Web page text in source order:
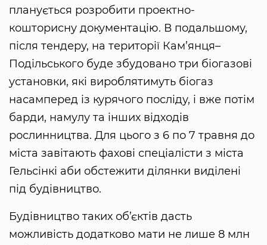
планується розробити проектно-
кошторисну документацію. В подальшому,
після тендеру, на території Кам’янця–
Подільського буде збудовано три біогазові
установки, які вироблятимуть біогаз
насамперед із курячого посліду, і вже потім
барди, намулу та інших відходів
рослинництва. Для цього з 6 по 7 травня до
міста завітають фахові спеціалісти з міста
Гельсінкі аби обстежити ділянки виділені
під будівництво.
Будівництво таких об’єктів дасть
можливість додатково мати не лише 8 млн